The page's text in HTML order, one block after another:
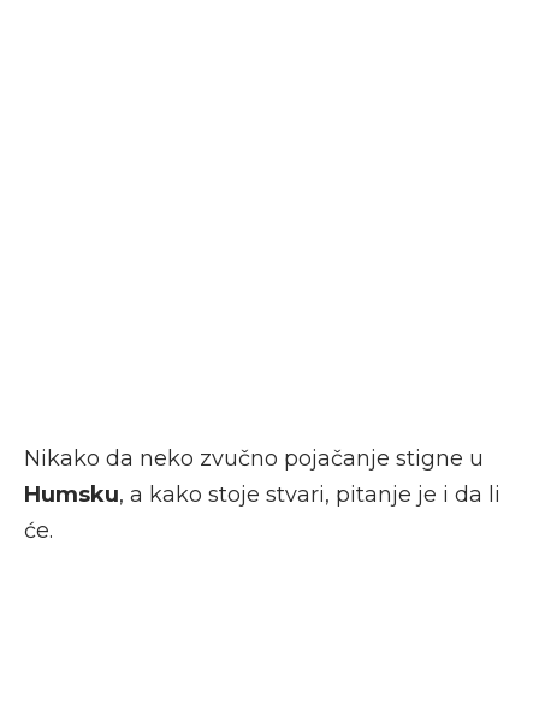
Nikako da neko zvučno pojačanje stigne u
Humsku, a kako stoje stvari, pitanje je i da li
će.